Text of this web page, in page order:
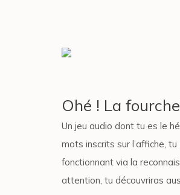
Ohé ! La
Un jeu audio dont tu es le
mots inscrits sur l’affiche,
fonctionnant via la
attention, tu découvriras